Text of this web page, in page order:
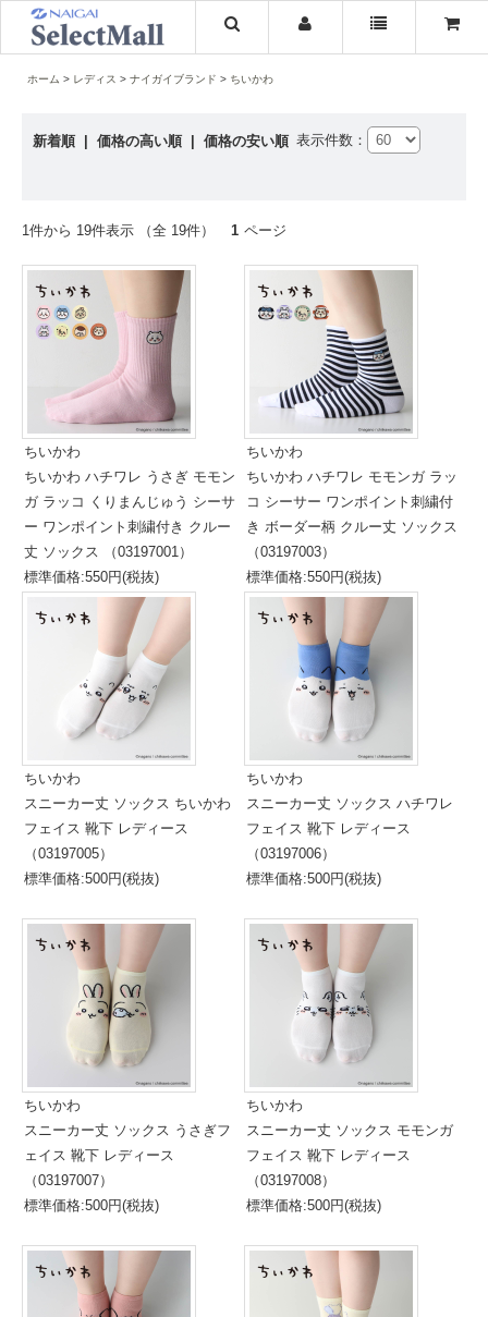
ホーム レディス ナイガイブランド ちいかわ
新着順 価格の高い順 価格の安い順 表示件数：
1件から 19件表示 （全 19件） 1 ページ
ちいかわ
ちいかわ ハチワレ うさぎ モモン
ガ ラッコ くりまんじゅう シーサ
ー ワンポイント刺繍付き クルー
丈 ソックス （03197001）
標準価格:550円(税抜)
ちいかわ
ちいかわ ハチワレ モモンガ ラッ
コ シーサー ワンポイント刺繍付
き ボーダー柄 クルー丈 ソックス
（03197003）
標準価格:550円(税抜)
ちいかわ
スニーカー丈 ソックス ちいかわ
フェイス 靴下 レディース
（03197005）
標準価格:500円(税抜)
ちいかわ
スニーカー丈 ソックス ハチワレ
フェイス 靴下 レディース
（03197006）
標準価格:500円(税抜)
ちいかわ
スニーカー丈 ソックス うさぎフ
ェイス 靴下 レディース
（03197007）
標準価格:500円(税抜)
ちいかわ
スニーカー丈 ソックス モモンガ
フェイス 靴下 レディース
（03197008）
標準価格:500円(税抜)